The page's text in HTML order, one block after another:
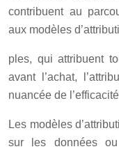
contribuent au
aux modèles
ples, qui attribuent
avant l’achat,
nuancée de
Les modèles
sur les données